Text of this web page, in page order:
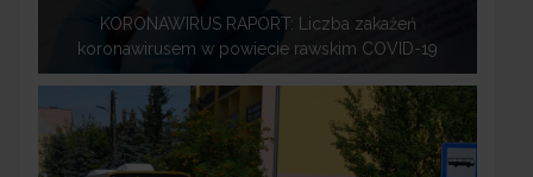
KORONAWIRUS RAPORT: Liczba zakażeń
koronawirusem w powiecie rawskim COVID-19